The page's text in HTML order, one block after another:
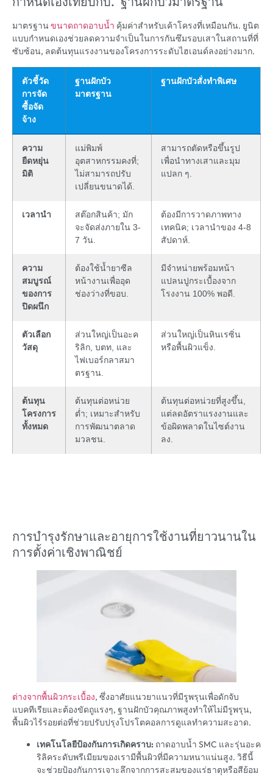
มาตรฐาน ขนาดถาดอาบน้ำ คุ้มค่าสำหรับเค้าโครงที่เหมือนกัน. ยูนิต
แบบกำหนดเองช่วยลดความจำเป็นในการกันซึมรอบเสาในสถานที่ที่
ซับซ้อน, ลดต้นทุนแรงงานของโครงการระดับไฮเอนด์ลงอย่างมาก.
ตัวชี้วัด
การจัด
ซื้อจัด
จ้าง
ฐานฝักบัว
มาตรฐาน
ฐานฝักบัวสั่งทำพิเศษ
ความ
ยืดหยุ่น
มิติ
แม่พิมพ์
อุตสาหกรรมคงที่;
ไม่สามารถปรับ
เปลี่ยนขนาดได้.
สามารถตัดหรือขึ้นรูป
เพื่อนำทางเสาและมุม
แปลก ๆ.
เวลานำ
สต๊อกสินค้า; มัก
จะจัดส่งภายใน 3-
7 วัน.
ต้องมีการวาดภาพทาง
เทคนิค; เวลานำของ 4-8
สัปดาห์.
ความ
สมบูรณ์
ของการ
ปิดผนึก
ต้องใช้น้ำยาซีล
หน้างานเพื่ออุด
ช่องว่างที่ขอบ.
มีจำหน่ายพร้อมหน้า
แปลนปูกระเบื้องจาก
โรงงาน 100% พอดี.
ตัวเลือก
วัสดุ
ส่วนใหญ่เป็นอะค
ริลิก, บตท, และ
ไฟเบอร์กลาสมา
ตรฐาน.
ส่วนใหญ่เป็นหินเรซิ่น
หรือพื้นผิวแข็ง.
ต้นทุน
โครงการ
ทั้งหมด
ต้นทุนต่อหน่วย
ต่ำ; เหมาะสำหรับ
การพัฒนาตลาด
มวลชน.
ต้นทุนต่อหน่วยที่สูงขึ้น,
แต่ลดอัตราแรงงานและ
ข้อผิดพลาดในไซต์งาน
ลง.
การบำรุงรักษาและอายุการใช้งานที่ยาวนานใน
การตั้งค่าเชิงพาณิชย์
ต่างจากพื้นผิวกระเบื้อง, ซึ่งอาศัยแนวยาแนวที่มีรูพรุนเพื่อดักจับ
แบคทีเรียและต้องขัดถูแรงๆ, ฐานฝักบัวคุณภาพสูงทำให้ไม่มีรูพรุน,
พื้นผิวไร้รอยต่อที่ช่วยปรับปรุงโปรโตคอลการดูแลทำความสะอาด.
เทคโนโลยีป้องกันการเกิดคราบ: ถาดอาบน้ำ SMC และรุ่นอะค
ริลิคระดับพรีเมียมของเรามีพื้นผิวที่มีความหนาแน่นสูง. วิธีนี้
จะช่วยป้องกันการเจาะลึกจากการสะสมของแร่ธาตุหรือสีย้อม